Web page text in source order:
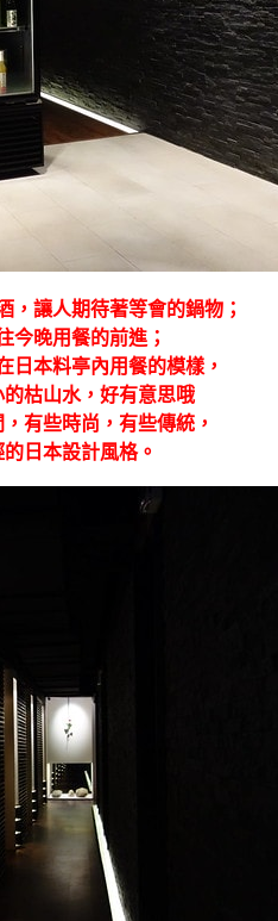
，讓人期待著等會的鍋物；
今晚用餐的前進；
日本料亭內用餐的模樣，
枯山水，好有意思哦
有些時尚，有些傳統，
日本設計風格。